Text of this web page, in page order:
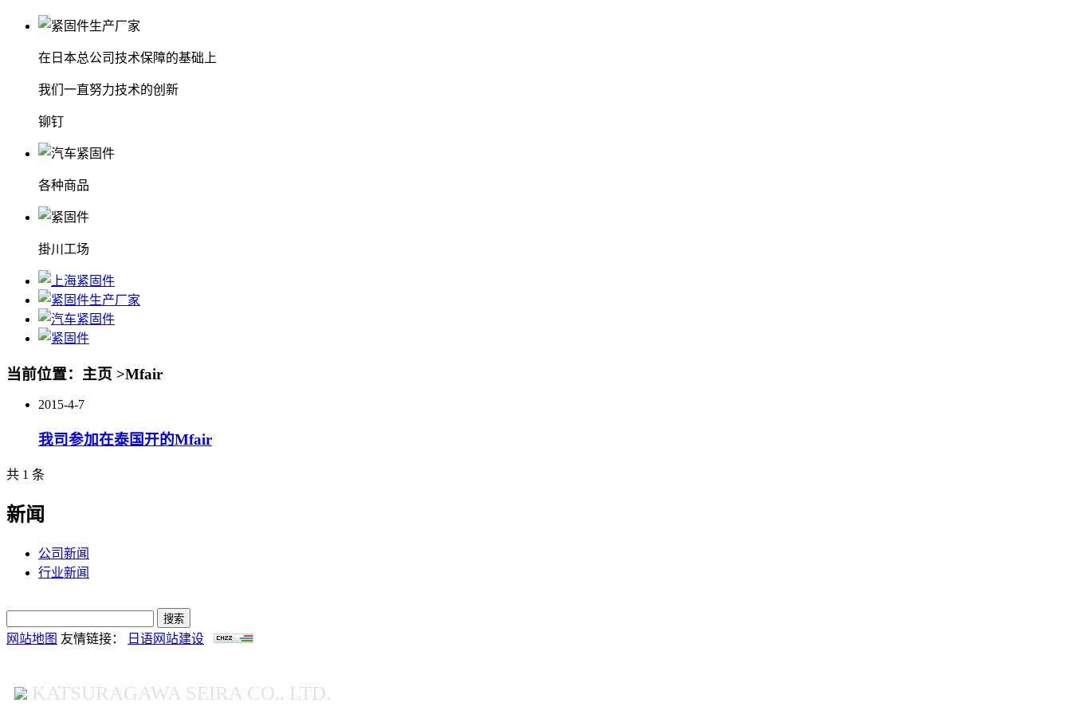
在日本总公司技术保障的基础上
我们一直努力技术的创新
铆钉
各种商品
掛川工场
当前位置：主页 >Mfair
2015-4-7
我司参加在泰国开的Mfair
共 1 条
新闻
公司新闻
行业新闻
网站地图 友情链接： 日语网站建设
KATSURAGAWA SEIRA CO,. LTD.